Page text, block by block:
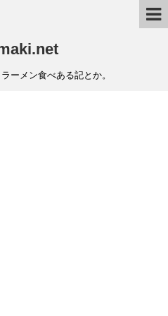
ーメン食べある記とか。